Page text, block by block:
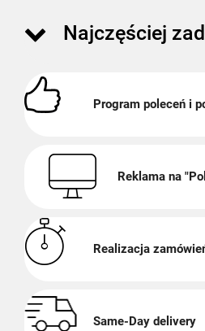
Najczęściej
Program poleceń i
Reklama na
Realizacja
Same-Day delivery